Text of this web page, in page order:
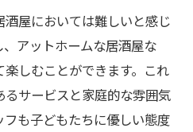
出する居酒屋体験のすす
酒屋で、家族の絆を深め
屋においては難しいと感じ
アットホームな居酒屋な
しむことができます。これ
サービスと家庭的な雰囲気
も子どもたちに優しい態度